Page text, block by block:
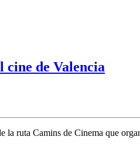
cine de Valencia
la ruta Camins de Cinema que